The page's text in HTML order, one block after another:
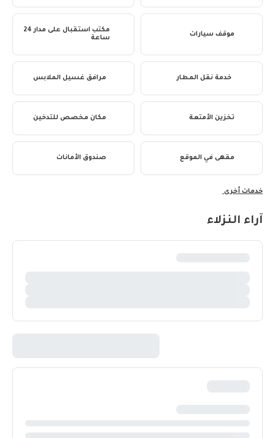
موقف سيارات
مكتب استقبال على مدار 24
ساعة
خدمة نقل المطار مرافق غسيل الملابس
تخزين الأمتعة مكان مخصص للتدخين
مقهى في الموقع صندوق الأمانات
خدمات أخرى
آراء النزلاء